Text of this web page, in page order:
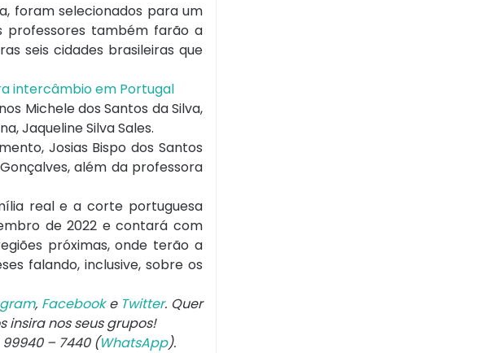
foram selecionados para um
professores também farão a
seis cidades brasileiras que
intercâmbio em Portugal
Michele dos Santos da Silva,
Jaqueline Silva Sales.
Josias Bispo dos Santos
além da professora
real e a corte portuguesa
de 2022 e contará com
próximas, onde terão a
falando, inclusive, sobre os
, Facebooke Twitter. Quer
insira nos seus grupos!
– 7440 (WhatsApp).